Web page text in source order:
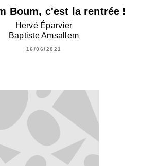
Boum, c'est la rentrée !
Hervé Éparvier
Baptiste Amsallem
16/06/2021